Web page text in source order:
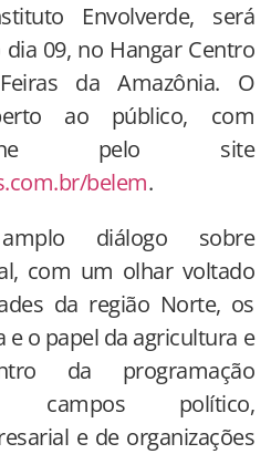
Envolverde, será
09, no Hangar Centro
da Amazônia. O
ao público, com
pelo site
belem.
diálogo sobre
com um olhar voltado
da região Norte, os
e o papel da agricultura e
da programação
campos político,
e de organizações